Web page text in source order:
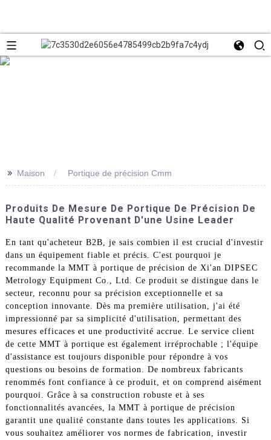
>> Maison Portique de précision Cmm
Produits De Mesure De Portique De Précision De
Haute Qualité Provenant D'une Usine Leader
En tant qu'acheteur B2B, je sais combien il est crucial d'investir
dans un équipement fiable et précis. C'est pourquoi je
recommande la MMT à portique de précision de Xi'an DIPSEC
Metrology Equipment Co., Ltd. Ce produit se distingue dans le
secteur, reconnu pour sa précision exceptionnelle et sa
conception innovante. Dès ma première utilisation, j'ai été
impressionné par sa simplicité d'utilisation, permettant des
mesures efficaces et une productivité accrue. Le service client
de cette MMT à portique est également irréprochable ; l'équipe
d'assistance est toujours disponible pour répondre à vos
questions ou besoins de formation. De nombreux fabricants
renommés font confiance à ce produit, et on comprend aisément
pourquoi. Grâce à sa construction robuste et à ses
fonctionnalités avancées, la MMT à portique de précision
garantit une qualité constante dans toutes les applications. Si
vous souhaitez améliorer vos normes de fabrication, investir